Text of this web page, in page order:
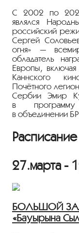
С 2002 по 2021
являлся
российский
Сергей
огня» —
обладатель
Европы,
Каннского
Почётного
Сербии Эмир
в программу
в объединении
Расписание
27.марта -
БОЛЬШОЙ
«Бауырына